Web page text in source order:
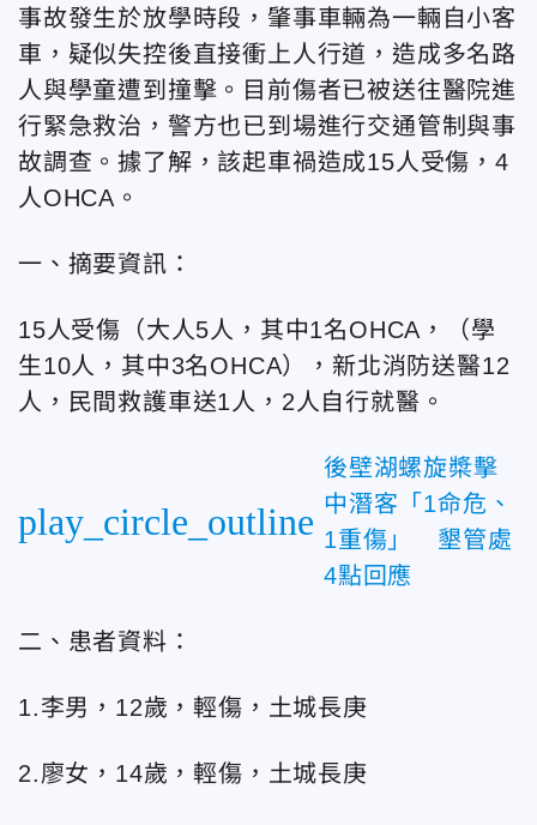
事故發生於放學時段，肇事車輛為一輛自小客
車，疑似失控後直接衝上人行道，造成多名路
人與學童遭到撞擊。目前傷者已被送往醫院進
行緊急救治，警方也已到場進行交通管制與事
故調查。據了解，該起車禍造成15人受傷，4
人OHCA。
一、摘要資訊：
15人受傷（大人5人，其中1名OHCA，（學
生10人，其中3名OHCA），新北消防送醫12
人，民間救護車送1人，2人自行就醫。
play_circle_outline
後壁湖螺旋槳擊
中潛客「1命危、
1重傷」 墾管處
4點回應
二、患者資料：
1.李男，12歲，輕傷，土城長庚
2.廖女，14歲，輕傷，土城長庚